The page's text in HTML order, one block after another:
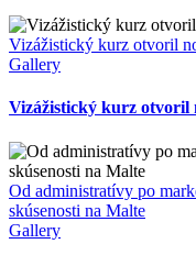
Vizážistický kurz otvoril
Gallery
Vizážistický kurz otvoril
Od administratívy po
skúsenosti na Malte
Gallery